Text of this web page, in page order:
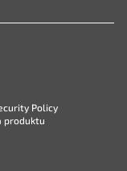
Policy
produktu